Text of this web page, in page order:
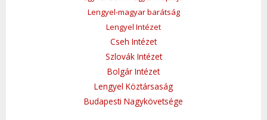
Lengyel-magyar barátság
Lengyel Intézet
Cseh Intézet
Szlovák Intézet
Bolgár Intézet
Lengyel Köztársaság
Budapesti Nagykövetsége